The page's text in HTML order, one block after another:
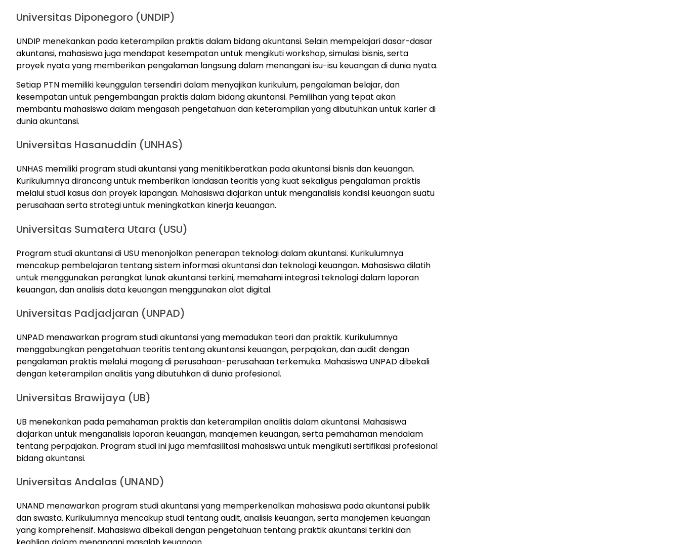
Universitas Diponegoro (UNDIP)
UNDIP menekankan pada keterampilan praktis dalam bidang akuntansi. Selain mempelajari dasar-dasar
akuntansi, mahasiswa juga mendapat kesempatan untuk mengikuti workshop, simulasi bisnis, serta
proyek nyata yang memberikan pengalaman langsung dalam menangani isu-isu keuangan di dunia nyata.
Setiap PTN memiliki keunggulan tersendiri dalam menyajikan kurikulum, pengalaman belajar, dan
kesempatan untuk pengembangan praktis dalam bidang akuntansi. Pemilihan yang tepat akan
membantu mahasiswa dalam mengasah pengetahuan dan keterampilan yang dibutuhkan untuk karier di
dunia akuntansi.
Universitas Hasanuddin (UNHAS)
UNHAS memiliki program studi akuntansi yang menitikberatkan pada akuntansi bisnis dan keuangan.
Kurikulumnya dirancang untuk memberikan landasan teoritis yang kuat sekaligus pengalaman praktis
melalui studi kasus dan proyek lapangan. Mahasiswa diajarkan untuk menganalisis kondisi keuangan suatu
perusahaan serta strategi untuk meningkatkan kinerja keuangan.
Universitas Sumatera Utara (USU)
Program studi akuntansi di USU menonjolkan penerapan teknologi dalam akuntansi. Kurikulumnya
mencakup pembelajaran tentang sistem informasi akuntansi dan teknologi keuangan. Mahasiswa dilatih
untuk menggunakan perangkat lunak akuntansi terkini, memahami integrasi teknologi dalam laporan
keuangan, dan analisis data keuangan menggunakan alat digital.
Universitas Padjadjaran (UNPAD)
UNPAD menawarkan program studi akuntansi yang memadukan teori dan praktik. Kurikulumnya
menggabungkan pengetahuan teoritis tentang akuntansi keuangan, perpajakan, dan audit dengan
pengalaman praktis melalui magang di perusahaan-perusahaan terkemuka. Mahasiswa UNPAD dibekali
dengan keterampilan analitis yang dibutuhkan di dunia profesional.
Universitas Brawijaya (UB)
UB menekankan pada pemahaman praktis dan keterampilan analitis dalam akuntansi. Mahasiswa
diajarkan untuk menganalisis laporan keuangan, manajemen keuangan, serta pemahaman mendalam
tentang perpajakan. Program studi ini juga memfasilitasi mahasiswa untuk mengikuti sertifikasi profesional
bidang akuntansi.
Universitas Andalas (UNAND)
UNAND menawarkan program studi akuntansi yang memperkenalkan mahasiswa pada akuntansi publik
dan swasta. Kurikulumnya mencakup studi tentang audit, analisis keuangan, serta manajemen keuangan
yang komprehensif. Mahasiswa dibekali dengan pengetahuan tentang praktik akuntansi terkini dan